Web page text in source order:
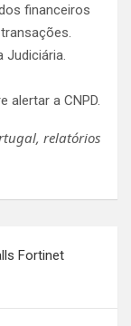
financeiros
Judiciária.
alertar a CNPD.
relatórios
Fortinet